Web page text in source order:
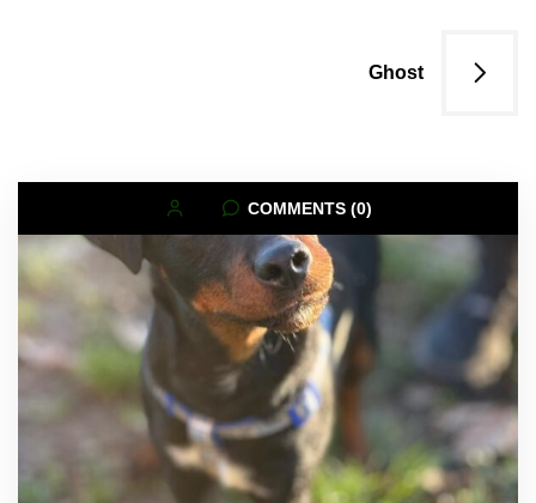
Ghost
COMMENTS (0)